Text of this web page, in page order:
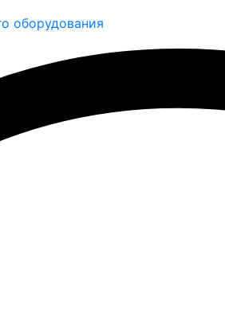
оборудования